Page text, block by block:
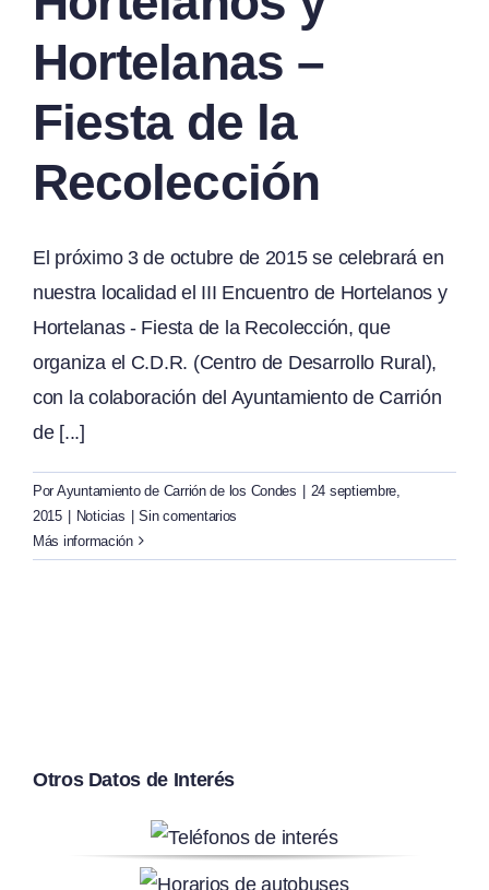
Hortelanas –
Fiesta de la
Recolección
El próximo 3 de octubre de 2015 se celebrará en
nuestra localidad el III Encuentro de Hortelanos y
Hortelanas - Fiesta de la Recolección, que
organiza el C.D.R. (Centro de Desarrollo Rural),
con la colaboración del Ayuntamiento de Carrión
de [...]
Por Ayuntamiento de Carrión de los Condes
24 septiembre,
2015
Noticias
Sin comentarios
Más información
Otros Datos de Interés